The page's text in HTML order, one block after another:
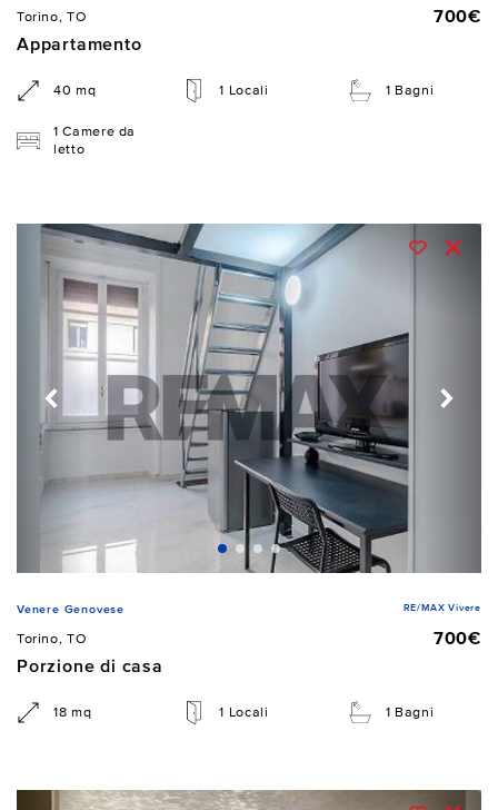
Torino, TO
700€
Appartamento
40 mq 1 Locali 1 Bagni
1 Camere da
letto
Venere Genovese RE/MAX Vivere
Torino, TO
700€
Porzione di casa
18 mq 1 Locali 1 Bagni